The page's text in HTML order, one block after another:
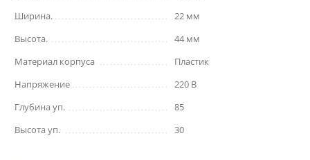
Ширина.
22 мм
Высота.
44 мм
Материал корпуса
Пластик
Напряжение
220 В
Глубина уп.
85
Высота уп.
30